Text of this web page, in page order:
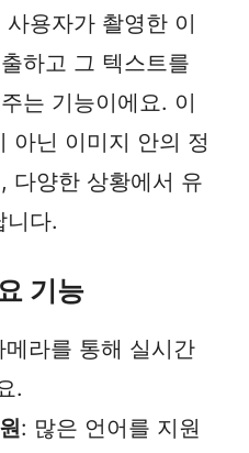
용자가 촬영한 이
하고 그 텍스트를
는 기능이에요. 이
아닌 이미지 안의 정
다양한 상황에서 유
니다.
기능
메라를 통해 실시간
.
: 많은 언어를 지원